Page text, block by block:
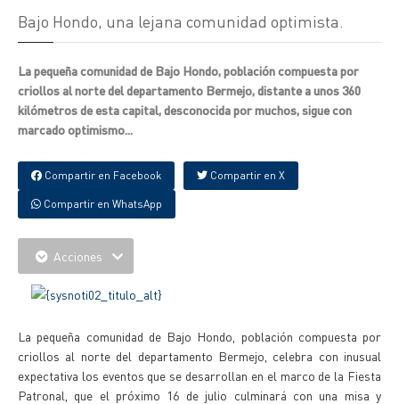
Bajo Hondo, una lejana comunidad optimista.
La pequeña comunidad de Bajo Hondo, población compuesta por
criollos al norte del departamento Bermejo, distante a unos 360
kilómetros de esta capital, desconocida por muchos, sigue con
marcado optimismo...
Compartir en Facebook Compartir en X
Compartir en WhatsApp
Acciones
La pequeña comunidad de Bajo Hondo, población compuesta por
criollos al norte del departamento Bermejo, celebra con inusual
expectativa los eventos que se desarrollan en el marco de la Fiesta
Patronal, que el próximo 16 de julio culminará con una misa y